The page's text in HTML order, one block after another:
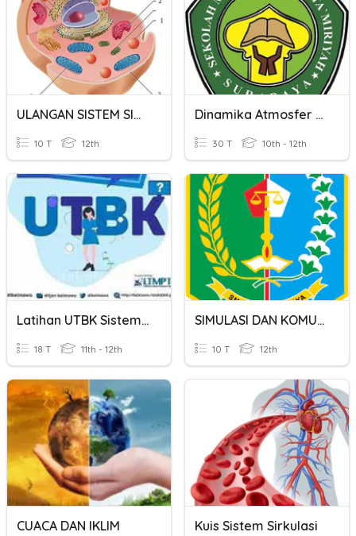
ULANGAN SISTEM SIRKULASI
10 T 12th
Dinamika Atmosfer Dan Hubungan Manusia (Ta'miriyah)
30 T 10th - 12th
Latihan UTBK Sistem Sirkulasi Dan Pencernaan
18 T 11th - 12th
SIMULASI DAN KOMUNIKASI DIGITAL
10 T 12th
CUACA DAN IKLIM Kuis Sistem Sirkulasi